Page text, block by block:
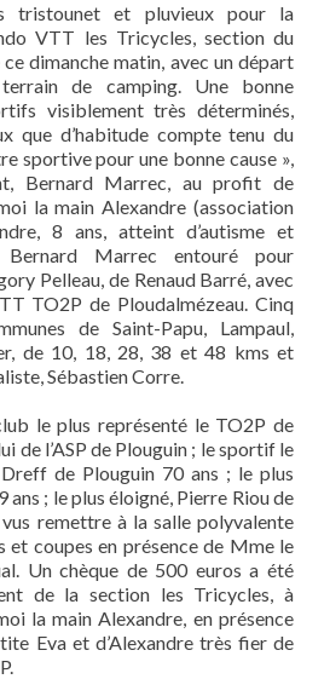
tristounet et pluvieux pour la
VTT les Tricycles, section du
dimanche matin, avec un départ
de camping. Une bonne
visiblement très déterminés,
que d’habitude compte tenu du
sportive pour une bonne cause »,
Bernard Marrec, au profit de
la main Alexandre (association
8 ans, atteint d’autisme et
Bernard Marrec entouré pour
Pelleau, de Renaud Barré, avec
TO2P de Ploudalmézeau. Cinq
de Saint-Papu, Lampaul,
de 10, 18, 28, 38 et 48 kms et
Sébastien Corre.
le plus représenté le TO2P de
de l’ASP de Plouguin ; le sportif le
de Plouguin 70 ans ; le plus
ans ; le plus éloigné, Pierre Riou de
remettre à la salle polyvalente
et coupes en présence de Mme le
Un chèque de 500 euros a été
de la section les Tricycles, à
la main Alexandre, en présence
Eva et d’Alexandre très fier de